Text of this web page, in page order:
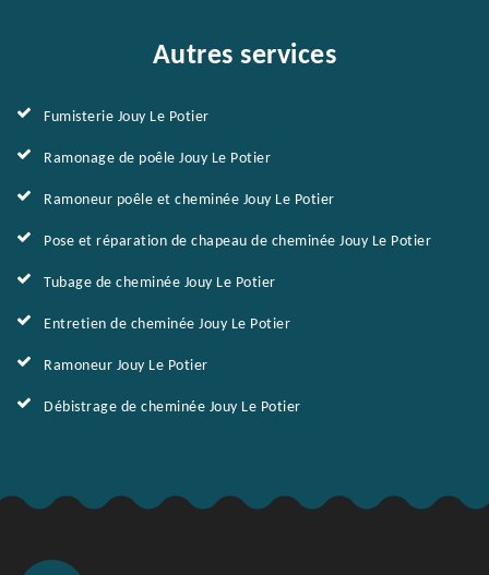
Autres services
Fumisterie Jouy Le Potier
Ramonage de poêle Jouy Le Potier
Ramoneur poêle et cheminée Jouy Le Potier
Pose et réparation de chapeau de cheminée Jouy Le Potier
Tubage de cheminée Jouy Le Potier
Entretien de cheminée Jouy Le Potier
Ramoneur Jouy Le Potier
Débistrage de cheminée Jouy Le Potier